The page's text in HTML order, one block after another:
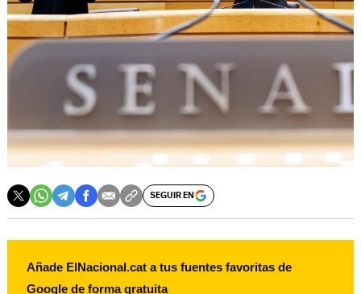
SEGUIR EN
Añade ElNacional.cat a tus fuentes favoritas de
Google de forma gratuita